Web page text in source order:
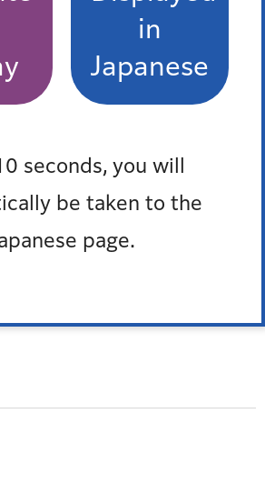
in
Japanese
seconds, you will
be taken to the
page.
6月19日（金曜）土曜・日曜を除く午
時（水曜は午後7時まで）